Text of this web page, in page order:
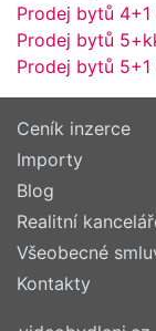
Prodej bytů
Prodej bytů
Prodej bytů
Ceník inzerce
Importy
Blog
Realitní
Všeobecné
Kontakty